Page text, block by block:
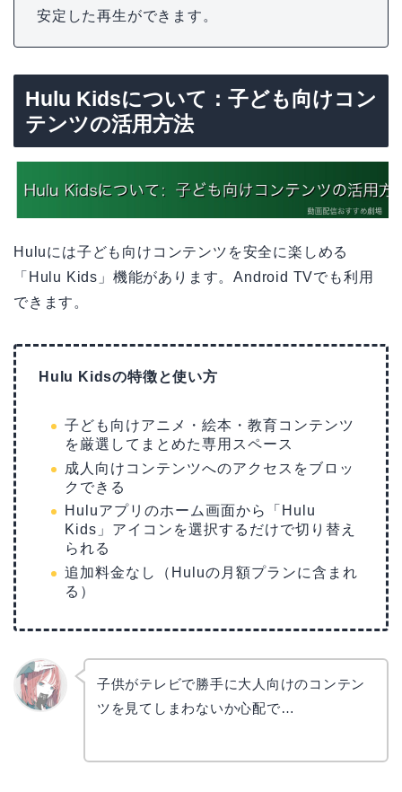
安定した再生ができます。
Hulu Kidsについて：子ども向けコン
テンツの活用方法
Huluには子ども向けコンテンツを安全に楽しめる
「Hulu Kids」機能があります。Android TVでも利用
できます。
Hulu Kidsの特徴と使い方
子ども向けアニメ・絵本・教育コンテンツ
を厳選してまとめた専用スペース
成人向けコンテンツへのアクセスをブロッ
クできる
Huluアプリのホーム画面から「Hulu
Kids」アイコンを選択するだけで切り替え
られる
追加料金なし（Huluの月額プランに含まれ
る）
子供がテレビで勝手に大人向けのコンテン
ツを見てしまわないか心配で…